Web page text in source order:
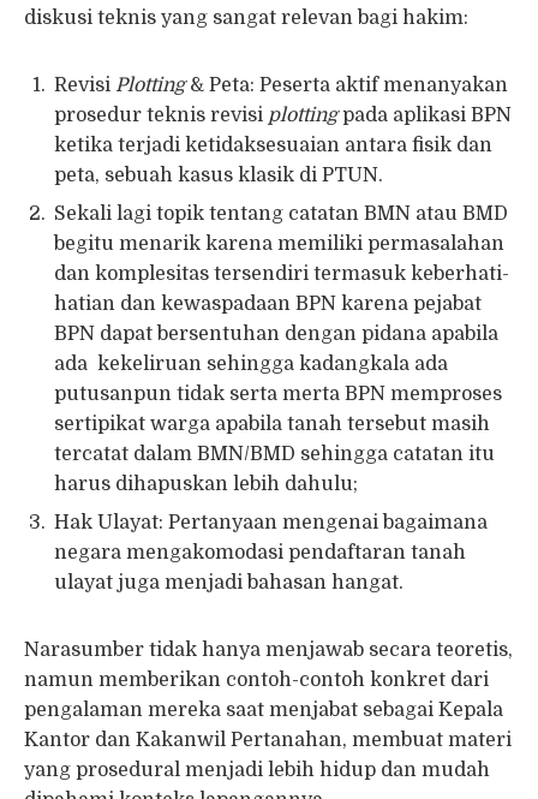
diskusi teknis yang sangat relevan bagi hakim:
Revisi Plotting& Peta: Peserta aktif menanyakan
prosedur teknis revisi plottingpada aplikasi BPN
ketika terjadi ketidaksesuaian antara fisik dan
peta, sebuah kasus klasik di PTUN.
Sekali lagi topik tentang catatan BMN atau BMD
begitu menarik karena memiliki permasalahan
dan komplesitas tersendiri termasuk keberhati-
hatian dan kewaspadaan BPN karena pejabat
BPN dapat bersentuhan dengan pidana apabila
ada kekeliruan sehingga kadangkala ada
putusanpun tidak serta merta BPN memproses
sertipikat warga apabila tanah tersebut masih
tercatat dalam BMN/BMD sehingga catatan itu
harus dihapuskan lebih dahulu;
Hak Ulayat: Pertanyaan mengenai bagaimana
negara mengakomodasi pendaftaran tanah
ulayat juga menjadi bahasan hangat.
Narasumber tidak hanya menjawab secara teoretis,
namun memberikan contoh-contoh konkret dari
pengalaman mereka saat menjabat sebagai Kepala
Kantor dan Kakanwil Pertanahan, membuat materi
yang prosedural menjadi lebih hidup dan mudah